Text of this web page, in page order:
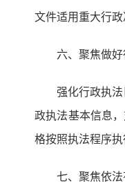
文件适用重大行政
六、聚焦做
强化行政执
政执法基本信息
格按照执法程序
七、聚焦依